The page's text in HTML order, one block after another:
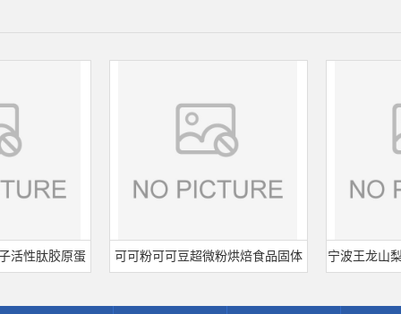
肽胶原蛋 可可粉可可豆超微粉烘焙食品固体 宁波王龙山梨酸